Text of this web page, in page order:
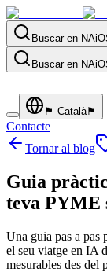
Buscar en
Buscar en
🏴 Català🏴
Contacte
Tornar al blog
Guia
teva PYME
Una guia pas a pas
el seu viatge en IA
mesurables des del